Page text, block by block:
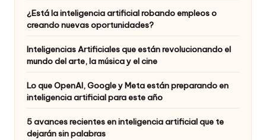
¿Está la inteligencia artificial robando empleos o
creando nuevas oportunidades?
Inteligencias Artificiales que están revolucionando el
mundo del arte, la música y el cine
Lo que OpenAI, Google y Meta están preparando en
inteligencia artificial para este año
5 avances recientes en inteligencia artificial que te
dejarán sin palabras